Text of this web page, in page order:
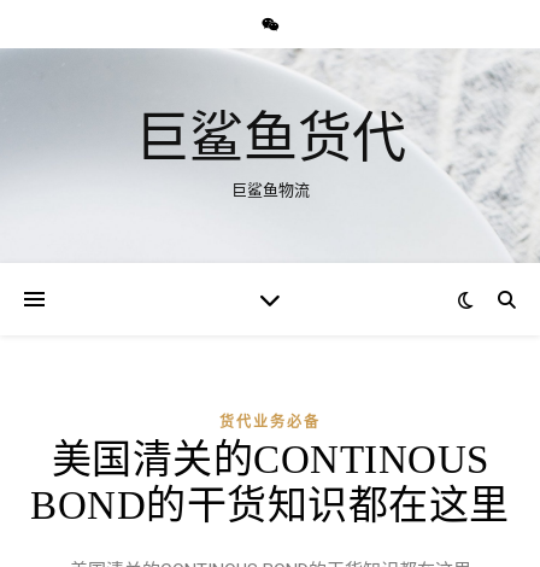
巨鲨鱼货代
巨鲨鱼物流
货代业务必备
美国清关的CONTINOUS
BOND的干货知识都在这里